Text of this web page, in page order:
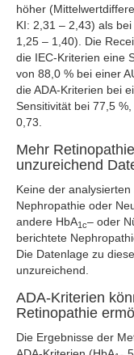
höher
KI: 2,31 – 2,43) als
1,25 – 1,40). Die
die IEC-Kriterien eine
von 88,0 % bei einer
die ADA-Kriterien bei
Sensitivität bei 77,5
0,73.
Mehr
unzureichend
Keine der
Nephropathie oder
andere HbA1c– oder
berichtete
Die Datenlage zu
unzureichend.
ADA-Kriterien
Retinopathie
Die Ergebnisse der